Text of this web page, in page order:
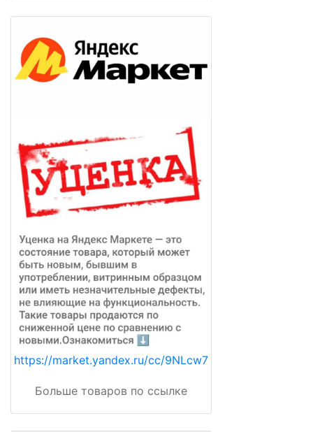
https://market.yandex.ru/cc/9NLcw7
Больше товаров по ссылке